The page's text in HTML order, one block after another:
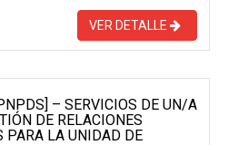
VER DETALLE
– SERVICIOS DE UN/A
DE RELACIONES
PARA LA UNIDAD DE